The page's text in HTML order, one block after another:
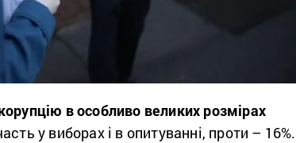
в особливо великих розмірах
у виборах і в опитуванні, проти – 16%.